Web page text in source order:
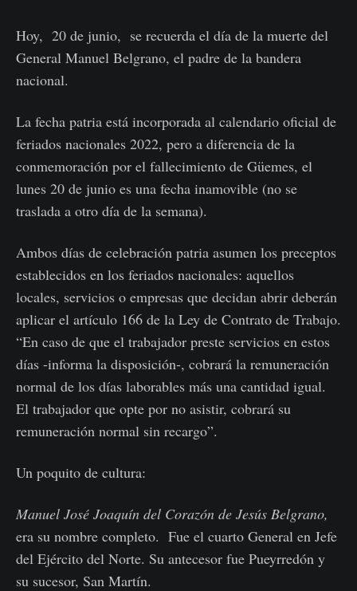
Hoy, 20 de junio, se recuerda el día de la muerte del
General Manuel Belgrano, el padre de la bandera
nacional.
La fecha patria está incorporada al calendario oficial de
feriados nacionales 2022, pero a diferencia de la
conmemoración por el fallecimiento de Güemes, el
lunes 20 de junio es una fecha inamovible (no se
traslada a otro día de la semana).
Ambos días de celebración patria asumen los preceptos
establecidos en los feriados nacionales: aquellos
locales, servicios o empresas que decidan abrir deberán
aplicar el artículo 166 de la Ley de Contrato de Trabajo.
“En caso de que el trabajador preste servicios en estos
días -informa la disposición-, cobrará la remuneración
normal de los días laborables más una cantidad igual.
El trabajador que opte por no asistir, cobrará su
remuneración normal sin recargo”.
Un poquito de cultura:
Manuel José Joaquín del Corazón de Jesús Belgrano,
era su nombre completo. Fue el cuarto General en Jefe
del Ejército del Norte. Su antecesor fue Pueyrredón y
su sucesor, San Martín.